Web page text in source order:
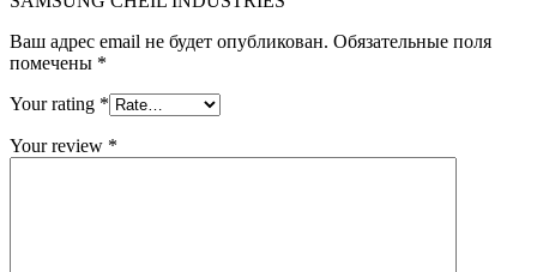
Ваш адрес email не будет опубликован. Обязательные поля
помечены *
Your rating *
Your review *